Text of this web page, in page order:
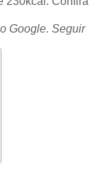
Google. Seguir